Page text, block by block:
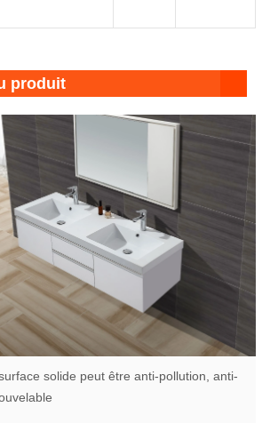
produit
solide peut être anti-pollution, anti-